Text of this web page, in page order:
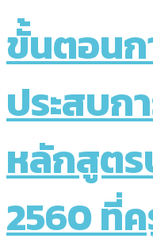
ขั้นตอน
ประสบก
หลักสูต
2560 ที่